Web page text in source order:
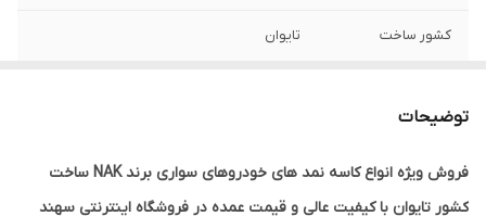
کشور ساخت تایوان
توضیحات
فروش ویژه انواع کاسه نمد های خودروهای سواری برند NAK ساخت
کشور تایوان با کیفیت عالی و قیمت عمده در فروشگاه اینترنتی سهند